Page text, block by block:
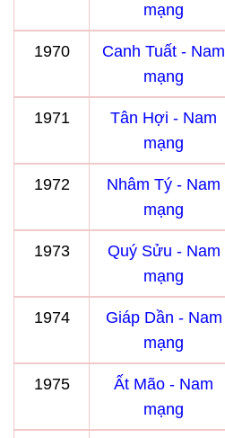
mạng
1970
Canh Tuất - Nam
mạng
1971
Tân Hợi - Nam
mạng
1972
Nhâm Tý - Nam
mạng
1973
Quý Sửu - Nam
mạng
1974
Giáp Dần - Nam
mạng
1975
Ất Mão - Nam
mạng